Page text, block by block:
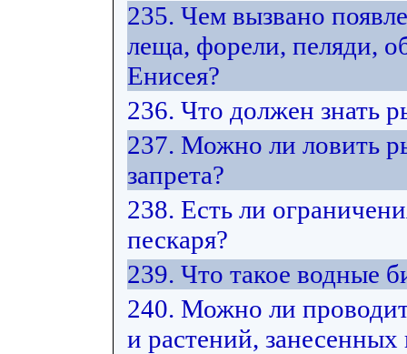
235. Чем вызвано
леща, форели, пеляди,
Енисея?
236. Что должен знать
237. Можно ли ловить
запрета?
238. Есть ли
пескаря?
239. Что такое водные
240. Можно ли
и растений,